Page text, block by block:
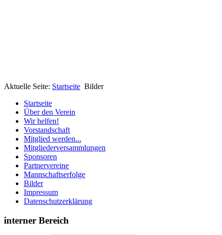
Aktuelle Seite: Startseite Bilder
Startseite
Über den Verein
Wir helfen!
Vorstandschaft
Mitglied werden...
Mitgliederversammlungen
Sponsoren
Partnervereine
Mannschaftserfolge
Bilder
Impressum
Datenschutzerklärung
interner Bereich